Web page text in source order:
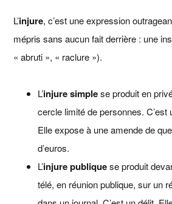
L’injure, c’est une expression
mépris sans aucun fait derrière : une
« abruti », « raclure »).
L’injure simplese produit en
cercle limité de personnes. C’est
Elle expose à une amende de
d’euros.
L’injure publiquese produit
télé, en réunion publique, sur un